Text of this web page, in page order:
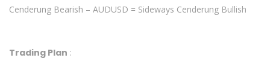
Cenderung Bearish – AUDUSD = Sideways Cenderung Bullish
Trading Plan :